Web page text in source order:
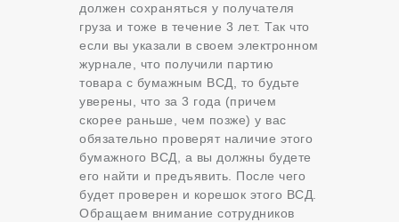
должен сохраняться у получателя
груза и тоже в течение 3 лет. Так что
если вы указали в своем электронном
журнале, что получили партию
товара с бумажным ВСД, то будьте
уверены, что за 3 года (причем
скорее раньше, чем позже) у вас
обязательно проверят наличие этого
бумажного ВСД, а вы должны будете
его найти и предъявить. После чего
будет проверен и корешок этого ВСД.
Обращаем внимание сотрудников